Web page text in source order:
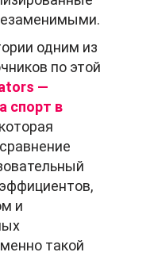
одним из
по этой
—
спорт в
и
такой